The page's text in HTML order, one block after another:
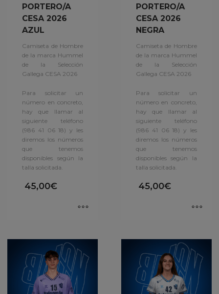
PORTERO/A
CESA 2026
AZUL
Camiseta de Hombre
de la marca Hummel
de la Selección
Gallega CESA 2026
Para solicitar un
número en concreto,
hay que llamar al
siguiente teléfono
(986 41 06 18) y les
diremos los números
que tenemos
disponibles según la
talla solicitada.
45,00€
PORTERO/A
CESA 2026
NEGRA
Camiseta de Hombre
de la marca Hummel
de la Selección
Gallega CESA 2026
Para solicitar un
número en concreto,
hay que llamar al
siguiente teléfono
(986 41 06 18) y les
diremos los números
que tenemos
disponibles según la
talla solicitada.
45,00€